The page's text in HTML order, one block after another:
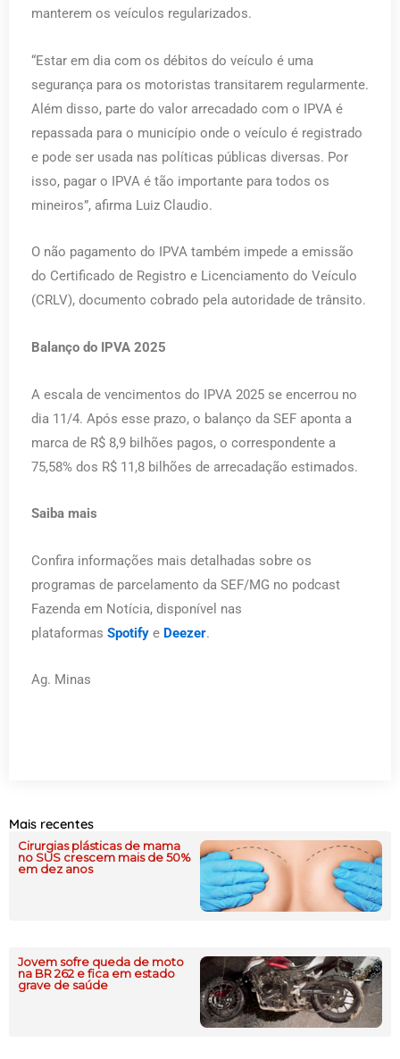
manterem os veículos regularizados.
“Estar em dia com os débitos do veículo é uma
segurança para os motoristas transitarem regularmente.
Além disso, parte do valor arrecadado com o IPVA é
repassada para o município onde o veículo é registrado
e pode ser usada nas políticas públicas diversas. Por
isso, pagar o IPVA é tão importante para todos os
mineiros”, afirma Luiz Claudio.
O não pagamento do IPVA também impede a emissão
do Certificado de Registro e Licenciamento do Veículo
(CRLV), documento cobrado pela autoridade de trânsito.
Balanço do IPVA 2025
A escala de vencimentos do IPVA 2025 se encerrou no
dia 11/4. Após esse prazo, o balanço da SEF aponta a
marca de R$ 8,9 bilhões pagos, o correspondente a
75,58% dos R$ 11,8 bilhões de arrecadação estimados.
Saiba mais
Confira informações mais detalhadas sobre os
programas de parcelamento da SEF/MG no podcast
Fazenda em Notícia, disponível nas
plataformas Spotify e Deezer.
Ag. Minas
Mais recentes
Cirurgias plásticas de mama
no SUS crescem mais de 50%
em dez anos
Jovem sofre queda de moto
na BR 262 e fica em estado
grave de saúde